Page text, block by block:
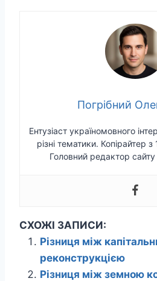
Погрібний
Ентузіаст україномовного
різні тематики. Копірайтер
Головний редактор
СХОЖІ ЗАПИСИ:
Різниця між
реконструкцією
Різниця між земною